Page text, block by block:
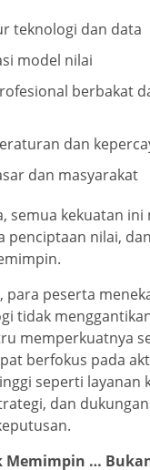
teknologi dan data
model nilai
berbakat
dan
dan masyarakat
semua kekuatan ini
penciptaan nilai,
para peserta
tidak
memperkuatnya
berfokus pada
seperti layanan
dan
Memimpin …